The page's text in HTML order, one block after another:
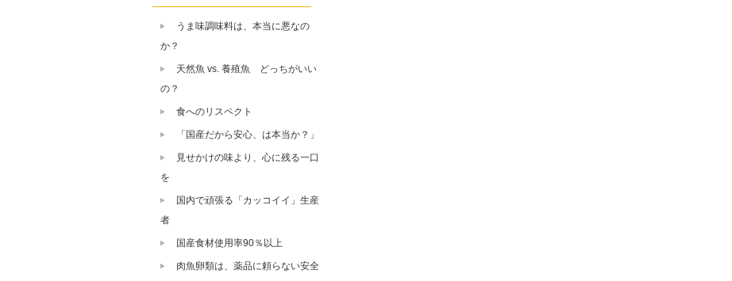
うま味調味料は、本当に悪なの
か？
天然魚 vs. 養殖魚 どっちがいい
の？
食へのリスペクト
「国産だから安心、は本当か？」
見せかけの味より、心に残る一口
を
国内で頑張る「カッコイイ」生産
者
国産食材使用率90％以上
肉魚卵類は、薬品に頼らない安全